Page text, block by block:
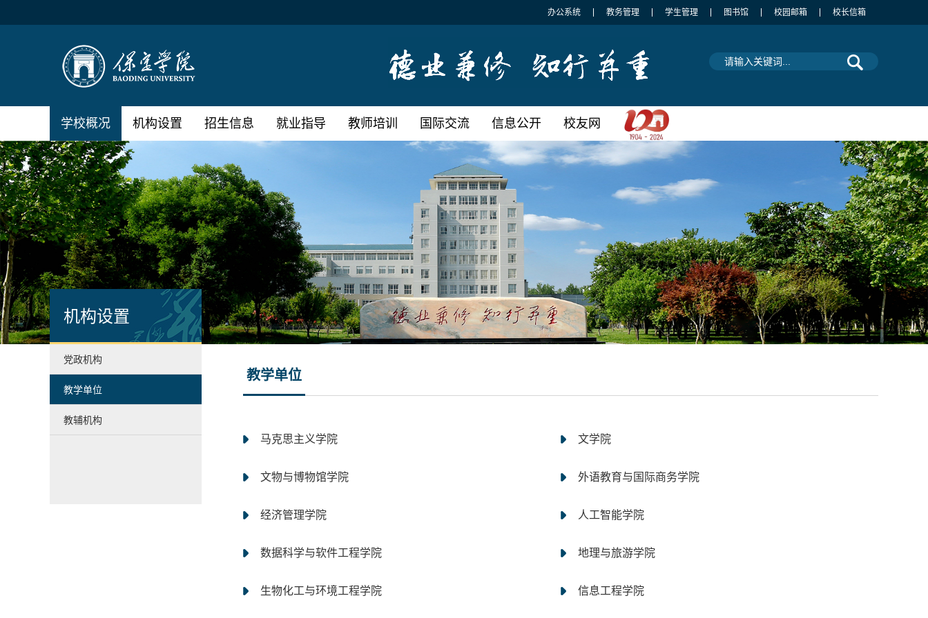
办公系统 教务管理 学生管理 图书馆 校园邮箱 校长信箱
学校概况 机构设置 招生信息 就业指导 教师培训 国际交流 信息公开 校友网
机构设置
党政机构
教学单位
教辅机构
教学单位
马克思主义学院 文学院
文物与博物馆学院 外语教育与国际商务学院
经济管理学院 人工智能学院
数据科学与软件工程学院 地理与旅游学院
生物化工与环境工程学院 信息工程学院